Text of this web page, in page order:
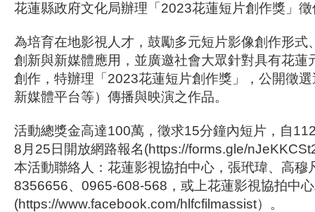
花蓮縣政府文化局辦理「2023花蓮短片創作獎」
為培育在地影視人才，鼓勵多元短片影像創作形式
創新與新媒體應用，並廣邀社會大眾針對具有花蓮
創作，特辦理「2023花蓮短片創作獎」，公開徵
新媒體平台等）傳播與映演之作品。
活動總獎金高達100萬，徵求15分鐘內短片，自
8月25日開放網路報名(https://forms.gle/
本活動聯絡人：花蓮影視協拍中心，張玳瑋、高穆
8356656、0965-608-568，或上花蓮影視協拍中
(https://www.facebook.com/hlfcfilmassist）。